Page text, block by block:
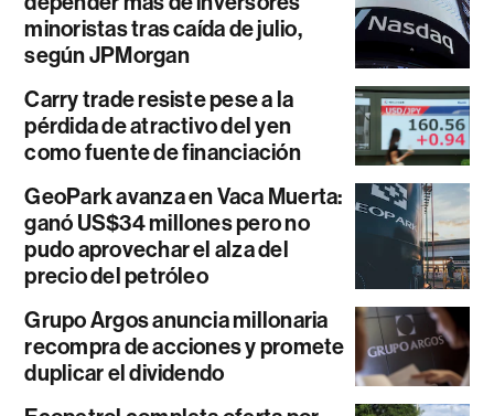
minoristas tras caída de julio,
según JPMorgan
Carry trade resiste pese a la
pérdida de atractivo del yen
como fuente de financiación
GeoPark avanza en Vaca Muerta:
ganó US$34 millones pero no
pudo aprovechar el alza del
precio del petróleo
Grupo Argos anuncia millonaria
recompra de acciones y promete
duplicar el dividendo